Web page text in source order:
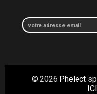
© 2026 Phelect